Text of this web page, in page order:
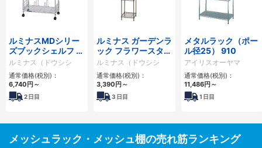
ルミナスMDシリー
ズブックシェルフ 防
錆加工 ポール径
19mm
ルミナス（ドウシシ
ャ）
通常価格(税別)：
6,740円 ～
2日目
ルミナス ガーデンラ
ック フラワースタン
ド ポール径12.7mm
ルミナス（ドウシシ
ャ）
通常価格(税別)：
3,390円 ～
3 日目
メタルラック（ポー
ル径25） 910
アイリスオーヤマ
通常価格(税別)：
11,486円 ～
1 日目
メッシュラック・メッシュ棚の売れ筋ランキング